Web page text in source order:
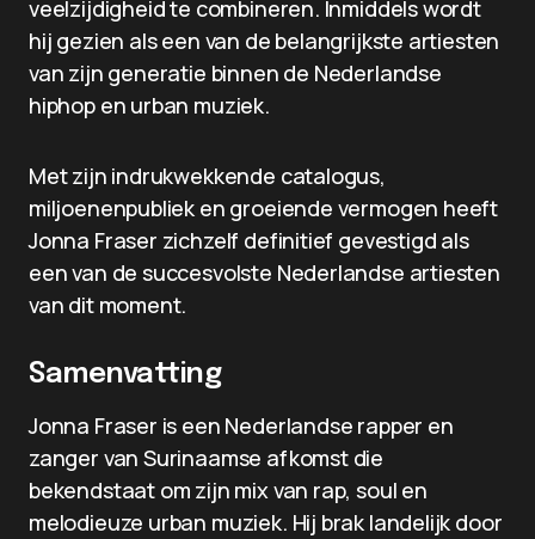
veelzijdigheid te combineren. Inmiddels wordt
hij gezien als een van de belangrijkste artiesten
van zijn generatie binnen de Nederlandse
hiphop en urban muziek.
Met zijn indrukwekkende catalogus,
miljoenenpubliek en groeiende vermogen heeft
Jonna Fraser zichzelf definitief gevestigd als
een van de succesvolste Nederlandse artiesten
van dit moment.
Samenvatting
Jonna Fraser is een Nederlandse rapper en
zanger van Surinaamse afkomst die
bekendstaat om zijn mix van rap, soul en
melodieuze urban muziek. Hij brak landelijk door